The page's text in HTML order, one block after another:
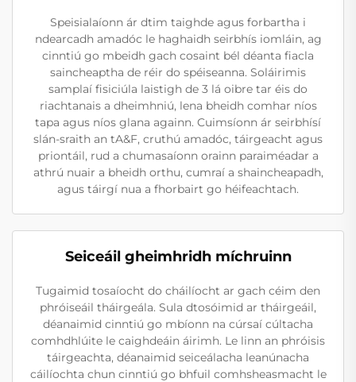
Speisialaíonn ár dtim taighde agus forbartha i
ndearcadh amadóc le haghaidh seirbhís iomláin, ag
cinntiú go mbeidh gach cosaint bél déanta fiacla
saincheaptha de réir do spéiseanna. Soláirimis
samplaí fisiciúla laistigh de 3 lá oibre tar éis do
riachtanais a dheimhniú, lena bheidh comhar níos
tapa agus níos glana againn. Cuimsíonn ár seirbhísí
slán-sraith an tA&F, cruthú amadóc, táirgeacht agus
priontáil, rud a chumasaíonn orainn paraiméadar a
athrú nuair a bheidh orthu, cumraí a shaincheapadh,
agus táirgí nua a fhorbairt go héifeachtach.
Seiceáil gheimhridh míchruinn
Tugaimid tosaíocht do cháilíocht ar gach céim den
phróiseáil tháirgeála. Sula dtosóimid ar tháirgeáil,
déanaimid cinntiú go mbíonn na cúrsaí cúltacha
comhdhlúite le caighdeáin áirimh. Le linn an phróisis
táirgeachta, déanaimid seiceálacha leanúnacha
cáilíochta chun cinntiú go bhfuil comhsheasmacht le